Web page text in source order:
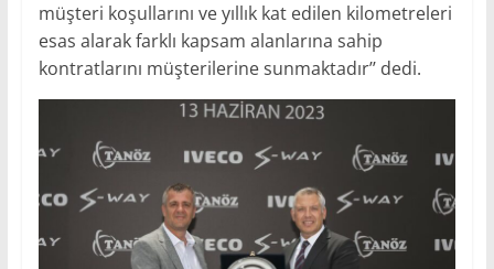
müşteri koşullarını ve yıllık kat edilen kilometreleri
esas alarak farklı kapsam alanlarına sahip
kontratlarını müşterilerine sunmaktadır’’ dedi.